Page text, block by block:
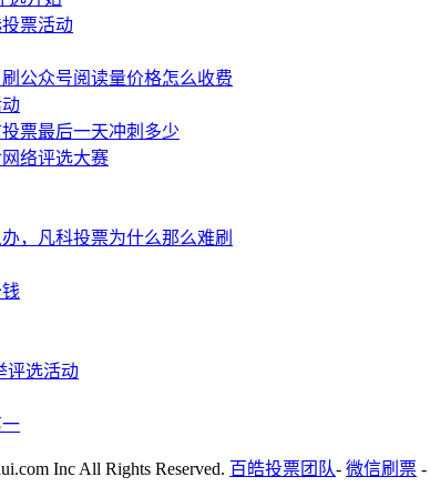
票活动
公众号阅读量价格怎么收费
票最后一天冲刺多少
络评选大赛
，凡科投票为什么那么难刷
评选活动
Inc All Rights Reserved. 百皓投票团队- 微信刷票 -